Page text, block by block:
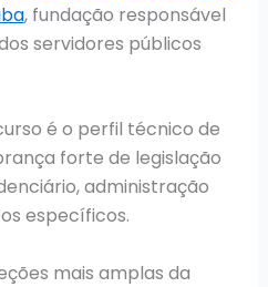
, fundação responsável
servidores públicos
é o perfil técnico de
forte de legislação
administração
específicos.
mais amplas da